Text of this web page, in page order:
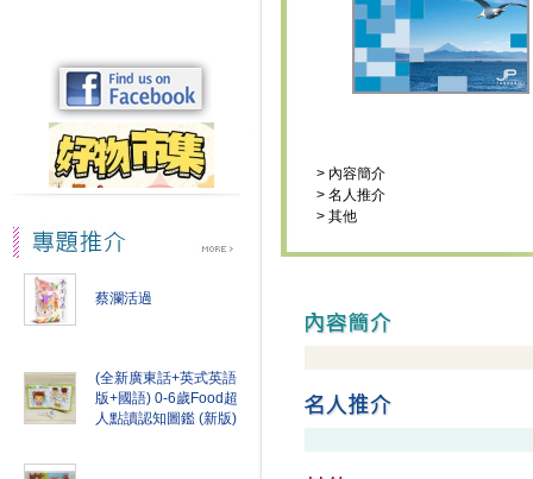
蔡瀾活過
(全新廣東話+英式英語
版+國語) 0-6歲Food超
人點讀認知圖鑑 (新版)
> 內容簡介
> 名人推介
> 其他